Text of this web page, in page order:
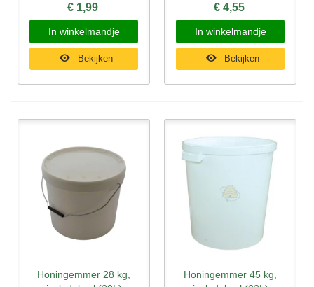
€ 1,99
In winkelmandje
Bekijken
€ 4,55
In winkelmandje
Bekijken
Honingemmer 28 kg,
Honingemmer 45 kg,